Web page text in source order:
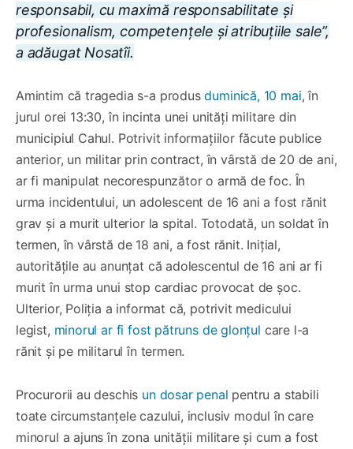
responsabil, cu maximă responsabilitate și
profesionalism, competențele și atribuțiile sale”,
a adăugat Nosatîi.
Amintim că tragedia s-a produsduminică, 10 mai, în
jurul orei 13:30, în incinta unei unități militare din
municipiul Cahul. Potrivit informațiilor făcute publice
anterior, un militar prin contract, în vârstă de 20 de ani,
ar fi manipulat necorespunzător o armă de foc. În
urma incidentului, un adolescent de 16 ani a fost rănit
grav și a murit ulterior la spital. Totodată, un soldat în
termen, în vârstă de 18 ani, a fost rănit. Inițial,
autoritățile au anunțat că adolescentul de 16 ani ar fi
murit în urma unui stop cardiac provocat de șoc.
Ulterior, Poliția a informat că, potrivit medicului
legist, minorul ar fi fost pătruns de glonțul care l-a
rănit și pe militarul în termen.
Procurorii au deschis un dosar penal pentru a stabili
toate circumstanțele cazului, inclusiv modul în care
minorul a ajuns în zona unității militare și cum a fost